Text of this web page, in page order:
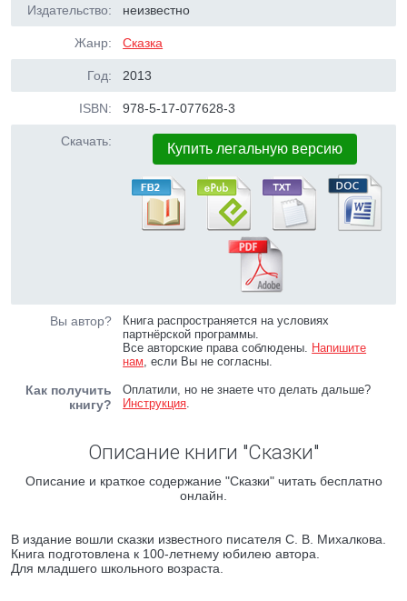
Издательство: неизвестно
Жанр: Сказка
Год: 2013
ISBN: 978-5-17-077628-3
Скачать: Купить легальную версию
Вы автор?
Книга распространяется на условиях
партнёрской программы.
Все авторские права соблюдены. Напишите
нам, если Вы не согласны.
Как получить
книгу?
Оплатили, но не знаете что делать дальше?
Инструкция.
Описание книги "Сказки"
Описание и краткое содержание "Сказки" читать бесплатно
онлайн.
В издание вошли сказки известного писателя С. В. Михалкова.
Книга подготовлена к 100-летнему юбилею автора.
Для младшего школьного возраста.